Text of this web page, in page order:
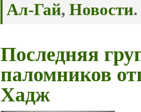
Ал-Гай, Новости.
Последняя
паломников
Хадж